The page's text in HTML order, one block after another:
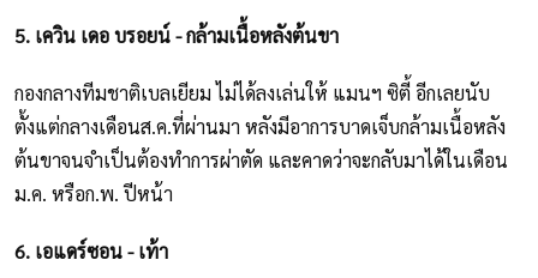
5. เควิน เดอ บรอยน์ - กล้ามเนื้อหลังต้นขา
กองกลางทีมชาติเบลเยียม ไม่ได้ลงเล่นให้ แมนฯ ซิตี้ อีกเลยนับ
ตั้งแต่กลางเดือนส.ค.ที่ผ่านมา หลังมีอาการบาดเจ็บกล้ามเนื้อหลัง
ต้นขาจนจำเป็นต้องทำการผ่าตัด และคาดว่าจะกลับมาได้ในเดือน
ม.ค. หรือก.พ. ปีหน้า
6. เอแดร์ซอน - เท้า